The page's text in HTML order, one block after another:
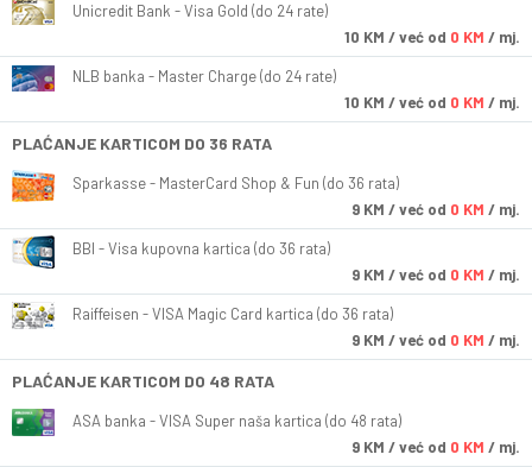
Unicredit Bank - Visa Gold (do 24 rate)
10 KM / već od 0 KM / mj.
NLB banka - Master Charge (do 24 rate)
10 KM / već od 0 KM / mj.
PLAĆANJE KARTICOM DO 36 RATA
Sparkasse - MasterCard Shop & Fun (do 36 rata)
9 KM / već od 0 KM / mj.
BBI - Visa kupovna kartica (do 36 rata)
9 KM / već od 0 KM / mj.
Raiffeisen - VISA Magic Card kartica (do 36 rata)
9 KM / već od 0 KM / mj.
PLAĆANJE KARTICOM DO 48 RATA
ASA banka - VISA Super naša kartica (do 48 rata)
9 KM / već od 0 KM / mj.